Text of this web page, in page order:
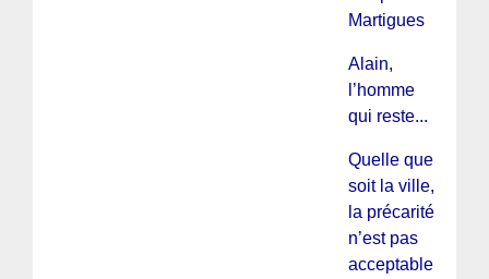
Martigues
Alain,
l’homme
qui reste...
Quelle que
soit la ville,
la précarité
n’est pas
acceptable